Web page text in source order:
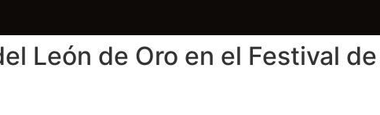
León de Oro en el Festival de